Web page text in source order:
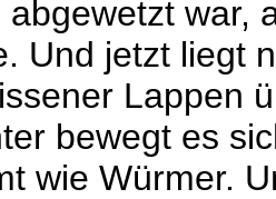
abgewetzt war,
Und jetzt liegt
Lappen
bewegt es
wie Würmer.